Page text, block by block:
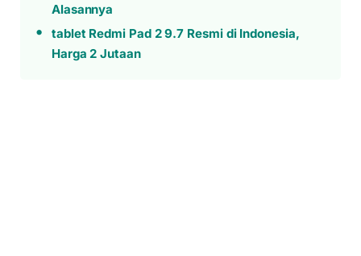
Alasannya
tablet Redmi Pad 2 9.7 Resmi di Indonesia,
Harga 2 Jutaan